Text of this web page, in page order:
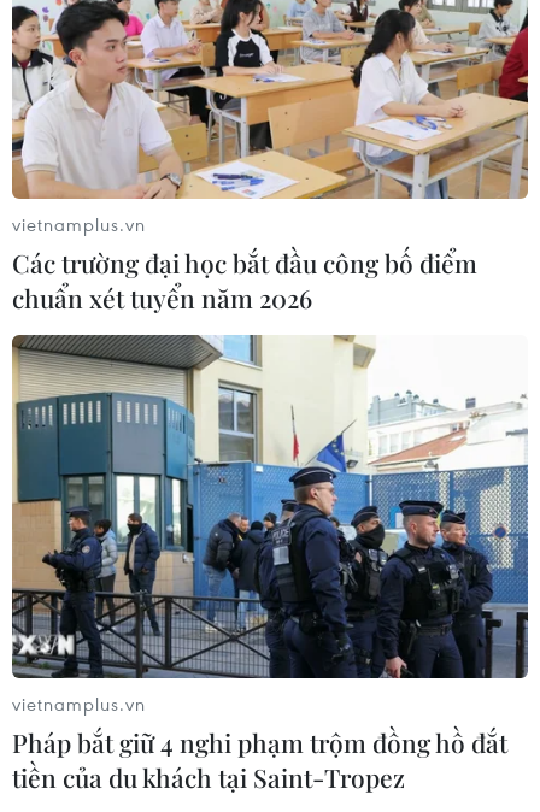
06/08/2026 13:35
Đến năm 2030, Việt Nam làm chủ ít
nhất 4 công nghệ chiến lược
06/08/2026 12:58
Mảnh vỡ tên lửa SpaceX va chạm Mặt
Trăng, dấy lên lo ngại về rác thải vũ
trụ
06/08/2026 10:24
Lần đầu tiên chụp được bề mặt Mặt
Trời với độ nét chưa từng có
06/08/2026 09:41
Ca vi phẫu ghép da đầu hiếm gặp
giúp bé gái phục hồi sau 10 năm
Việt Nam hướng tới làm
vietnamplus.vn
Các trường đại học bắt đầu công bố điểm
chuẩn xét tuyển năm 2026
vietnamplus.vn
Pháp bắt giữ 4 nghi phạm trộm đồng hồ đắt
tiền của du khách tại Saint-Tropez